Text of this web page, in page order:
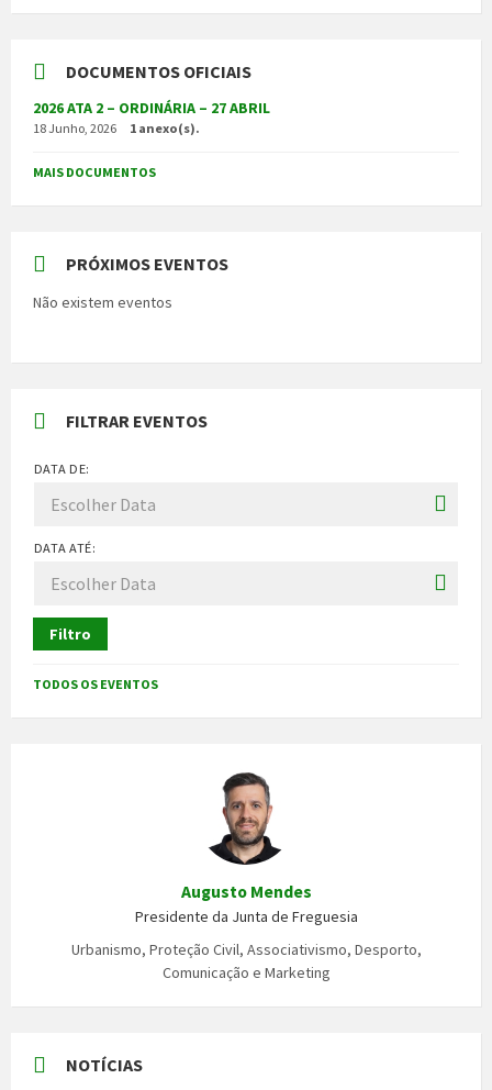
DOCUMENTOS OFICIAIS
2026 ATA 2 – ORDINÁRIA – 27 ABRIL
18 Junho, 2026 1 anexo(s).
MAIS DOCUMENTOS
PRÓXIMOS EVENTOS
Não existem eventos
FILTRAR EVENTOS
DATA DE:
DATA ATÉ:
Filtro
TODOS OS EVENTOS
Augusto Mendes
Presidente da Junta de Freguesia
Urbanismo, Proteção Civil, Associativismo, Desporto,
Comunicação e Marketing
NOTÍCIAS